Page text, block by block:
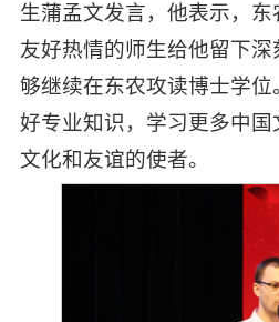
生蒲孟文发言，他表示，
友好热情的师生给他留下
够继续在东农攻读博士学
好专业知识，学习更多中国
文化和友谊的使者。